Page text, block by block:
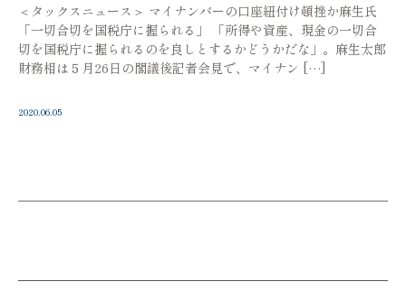
＜タックスニュース＞ マイナンバーの口座紐付け頓挫か麻生氏
「一切合切を国税庁に握られる」 「所得や資産、現金の一切合
切を国税庁に握られるのを良しとするかどうかだな」。麻生太郎
財務相は５月26日の閣議後記者会見で、マイナン […]
2020.06.05